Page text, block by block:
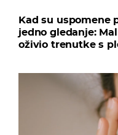
Kad su uspomene
jedno gledanje:
oživio trenutke s